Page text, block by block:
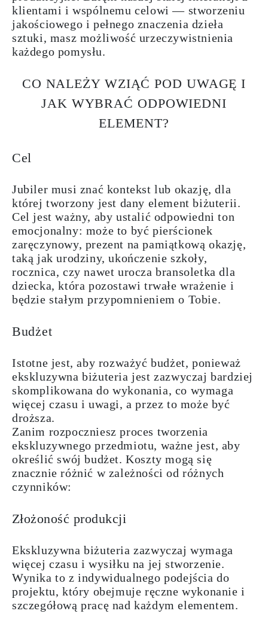
klientami i wspólnemu celowi — stworzeniu
jakościowego i pełnego znaczenia dzieła
sztuki, masz możliwość urzeczywistnienia
każdego pomysłu.
CO NALEŻY WZIĄĆ POD UWAGĘ I
JAK WYBRAĆ ODPOWIEDNI
ELEMENT?
Cel
Jubiler musi znać kontekst lub okazję, dla
której tworzony jest dany element biżuterii.
Cel jest ważny, aby ustalić odpowiedni ton
emocjonalny: może to być pierścionek
zaręczynowy, prezent na pamiątkową okazję,
taką jak urodziny, ukończenie szkoły,
rocznica, czy nawet urocza bransoletka dla
dziecka, która pozostawi trwałe wrażenie i
będzie stałym przypomnieniem o Tobie.
Budżet
Istotne jest, aby rozważyć budżet, ponieważ
ekskluzywna biżuteria jest zazwyczaj bardziej
skomplikowana do wykonania, co wymaga
więcej czasu i uwagi, a przez to może być
droższa.
Zanim rozpoczniesz proces tworzenia
ekskluzywnego przedmiotu, ważne jest, aby
określić swój budżet. Koszty mogą się
znacznie różnić w zależności od różnych
czynników:
Złożoność produkcji
Ekskluzywna biżuteria zazwyczaj wymaga
więcej czasu i wysiłku na jej stworzenie.
Wynika to z indywidualnego podejścia do
projektu, który obejmuje ręczne wykonanie i
szczegółową pracę nad każdym elementem.